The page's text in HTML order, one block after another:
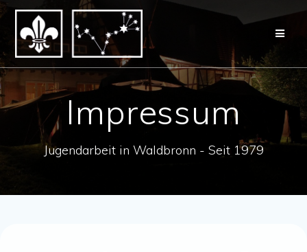
Impressum
Jugendarbeit in Waldbronn - Seit 1979